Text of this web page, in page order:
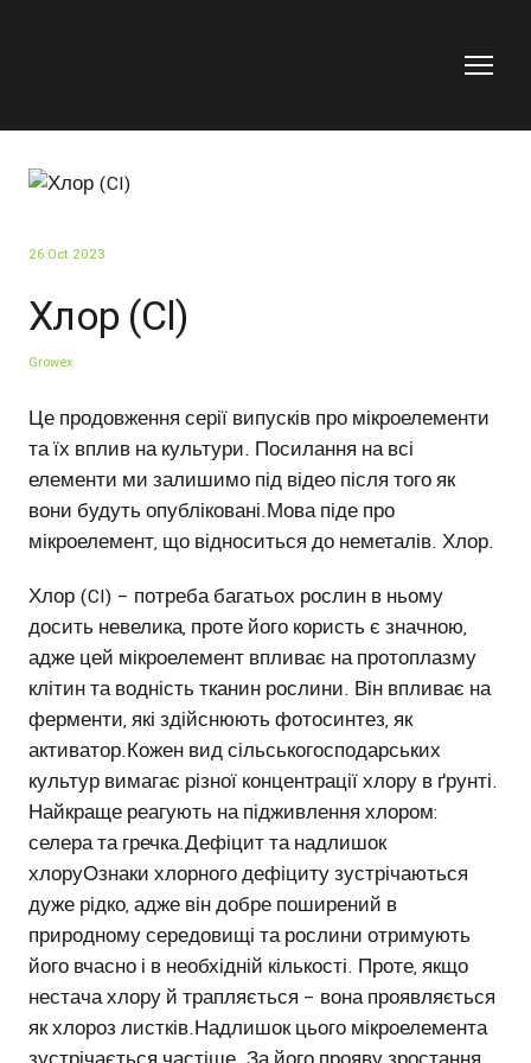
26 Oct 2023
Хлор (Cl)
Growex
Це продовження серії випусків про мікроелементи
та їх вплив на культури. Посилання на всі
елементи ми залишимо під відео після того як
вони будуть опубліковані.Мова піде про
мікроелемент, що відноситься до неметалів. Хлор.
Хлор (Cl) – потреба багатьох рослин в ньому
досить невелика, проте його користь є значною,
адже цей мікроелемент впливає на протоплазму
клітин та водність тканин рослини. Він впливає на
ферменти, які здійснюють фотосинтез, як
активатор.Кожен вид сільськогосподарських
культур вимагає різної концентрації хлору в ґрунті.
Найкраще реагують на підживлення хлором:
селера та гречка.Дефіцит та надлишок
хлоруОзнаки хлорного дефіциту зустрічаються
дуже рідко, адже він добре поширений в
природному середовищі та рослини отримують
його вчасно і в необхідній кількості. Проте, якщо
нестача хлору й трапляється – вона проявляється
як хлороз листків.Надлишок цього мікроелемента